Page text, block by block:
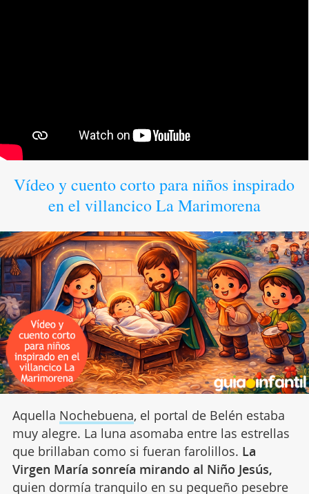
Vídeo y cuento corto para niños inspirado
en el villancico La Marimorena
Aquella Nochebuena, el portal de Belén estaba
muy alegre. La luna asomaba entre las estrellas
que brillaban como si fueran farolillos. La
Virgen María sonreía mirando al Niño Jesús,
quien dormía tranquilo en su pequeño pesebre